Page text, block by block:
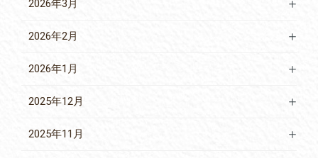
2026年3月
2026年2月
2026年1月
2025年12月
2025年11月